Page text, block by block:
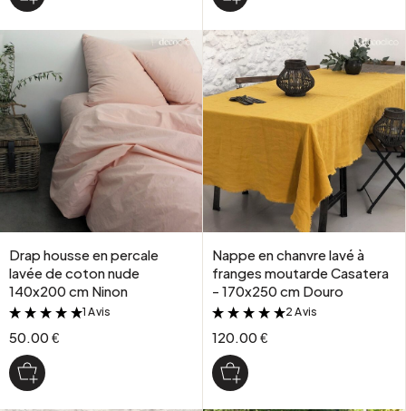
Drap housse en percale
lavée de coton nude
140x200 cm Ninon
&
1 Avis
50.00 €
Nappe en chanvre lavé à
franges moutarde Casatera
- 170x250 cm Douro
&
2 Avis
120.00 €